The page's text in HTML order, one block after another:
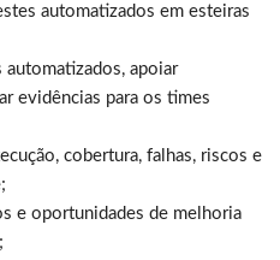
automatizados em esteiras
automatizados, apoiar
evidências para os times
cobertura, falhas, riscos e
e oportunidades de melhoria